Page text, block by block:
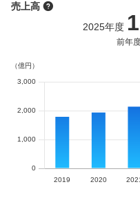
売上高
2025年度
前年